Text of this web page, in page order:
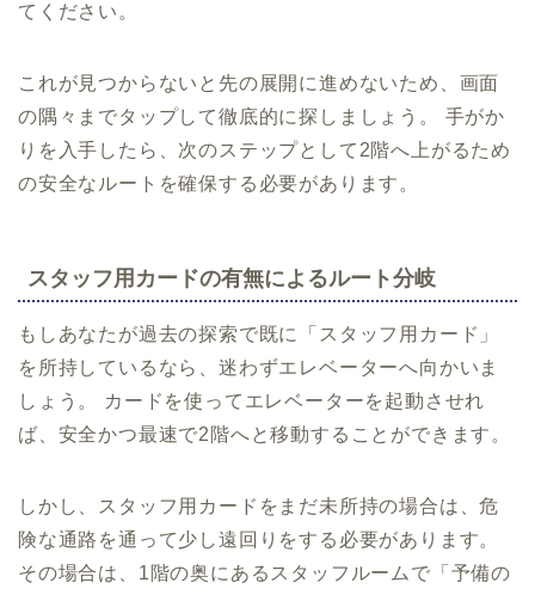
てください。
これが見つからないと先の展開に進めないため、画面
の隅々までタップして徹底的に探しましょう。 手がか
りを入手したら、次のステップとして2階へ上がるため
の安全なルートを確保する必要があります。
スタッフ用カードの有無によるルート分岐
もしあなたが過去の探索で既に「スタッフ用カード」
を所持しているなら、迷わずエレベーターへ向かいま
しょう。 カードを使ってエレベーターを起動させれ
ば、安全かつ最速で2階へと移動することができます。
しかし、スタッフ用カードをまだ未所持の場合は、危
険な通路を通って少し遠回りをする必要があります。
その場合は、1階の奥にあるスタッフルームで「予備の